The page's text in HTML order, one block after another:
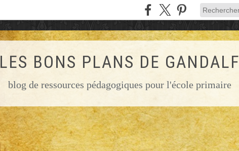
LES BONS PLANS DE GANDALF
blog de ressources pédagogiques pour l'école primaire